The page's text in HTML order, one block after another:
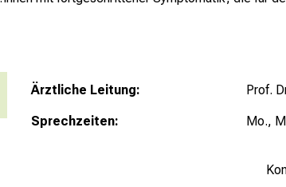
Ärztliche Leitung: Prof.
Sprechzeiten: Mo.,